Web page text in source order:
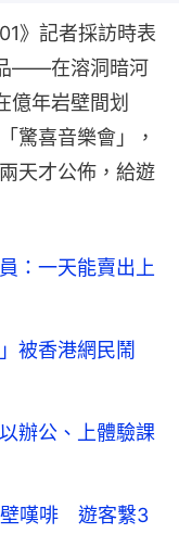
》記者採訪時表
——在溶洞暗河
億年岩壁間划
驚喜音樂會」，
天才公佈，給遊
：一天能賣出上
被香港網民鬧
辦公、上體驗課
嘆啡 遊客繫3